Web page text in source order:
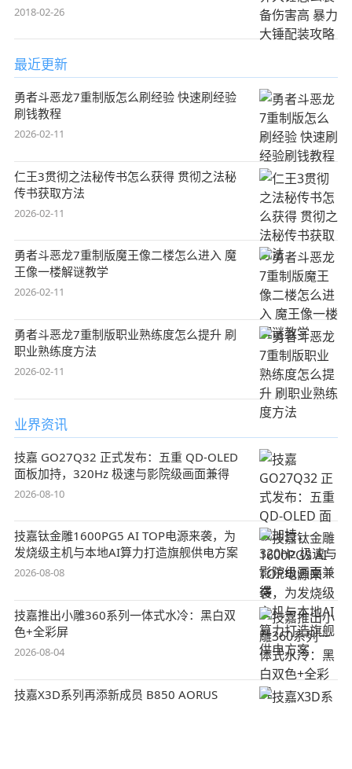
2018-02-26
最近更新
勇者斗恶龙7重制版怎么刷经验 快速刷经验
刷钱教程
2026-02-11
仁王3贯彻之法秘传书怎么获得 贯彻之法秘
传书获取方法
2026-02-11
勇者斗恶龙7重制版魔王像二楼怎么进入 魔
王像一楼解谜教学
2026-02-11
勇者斗恶龙7重制版职业熟练度怎么提升 刷
职业熟练度方法
2026-02-11
业界资讯
技嘉 GO27Q32 正式发布：五重 QD-OLED
面板加持，320Hz 极速与影院级画面兼得
2026-08-10
技嘉钛金雕1600PG5 AI TOP电源来袭，为
发烧级主机与本地AI算力打造旗舰供电方案
2026-08-08
技嘉推出小雕360系列一体式水冷：黑白双
色+全彩屏
2026-08-04
技嘉X3D系列再添新成员 B850 AORUS